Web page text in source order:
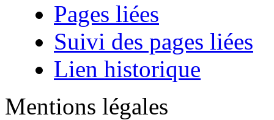
Pages liées
Suivi des pages liées
Lien historique
Mentions légales